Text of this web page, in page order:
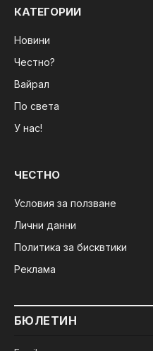
КАТЕГОРИИ
Новини
Честно?
Вайрал
По света
У нас!
ЧЕСТНО
Условия за ползване
Лични данни
Политика за бисквтики
Реклама
БЮЛЕТИН